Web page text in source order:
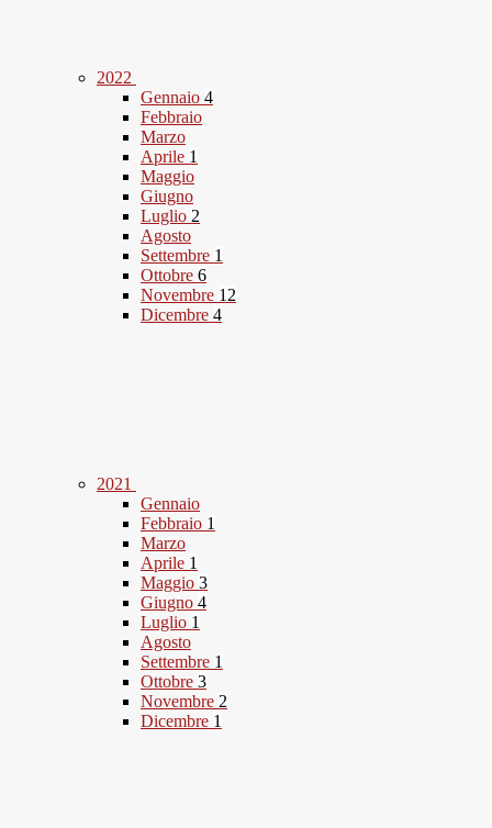
2022
Gennaio 4
Febbraio
Marzo
Aprile 1
Maggio
Giugno
Luglio 2
Agosto
Settembre 1
Ottobre 6
Novembre 12
Dicembre 4
2021
Gennaio
Febbraio 1
Marzo
Aprile 1
Maggio 3
Giugno 4
Luglio 1
Agosto
Settembre 1
Ottobre 3
Novembre 2
Dicembre 1